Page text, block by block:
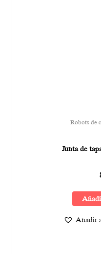
Robots de
Junta de
Añadir